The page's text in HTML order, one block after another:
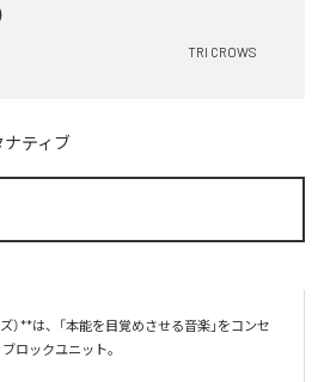
TRI CROWS
ナティブ
）**は、「本能を目覚めさせる音楽」をコンセ
ロックユニット。